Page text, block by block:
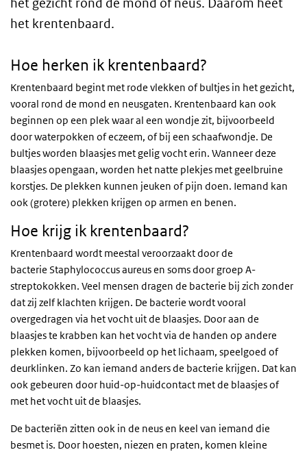
het krentenbaard.
Hoe herken ik krentenbaard?
Krentenbaard begint met rode vlekken of bultjes in het gezicht,
vooral rond de mond en neusgaten. Krentenbaard kan ook
beginnen op een plek waar al een wondje zit, bijvoorbeeld
door waterpokken of eczeem, of bij een schaafwondje. De
bultjes worden blaasjes met gelig vocht erin. Wanneer deze
blaasjes opengaan, worden het natte plekjes met geelbruine
korstjes. De plekken kunnen jeuken of pijn doen. Iemand kan
ook (grotere) plekken krijgen op armen en benen.
Hoe krijg ik krentenbaard?
Krentenbaard wordt meestal veroorzaakt door de
bacterie Staphylococcus aureus en soms door groep A-
streptokokken. Veel mensen dragen de bacterie bij zich zonder
dat zij zelf klachten krijgen. De bacterie wordt vooral
overgedragen via het vocht uit de blaasjes. Door aan de
blaasjes te krabben kan het vocht via de handen op andere
plekken komen, bijvoorbeeld op het lichaam, speelgoed of
deurklinken. Zo kan iemand anders de bacterie krijgen. Dat kan
ook gebeuren door huid-op-huidcontact met de blaasjes of
met het vocht uit de blaasjes.
De bacteriën zitten ook in de neus en keel van iemand die
besmet is. Door hoesten, niezen en praten, komen kleine